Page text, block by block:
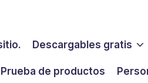
Descargables gratis
Prueba de productos